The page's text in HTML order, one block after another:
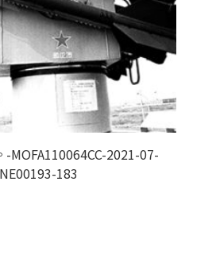
MOFA110064CC-2021-07-
NE00193-183